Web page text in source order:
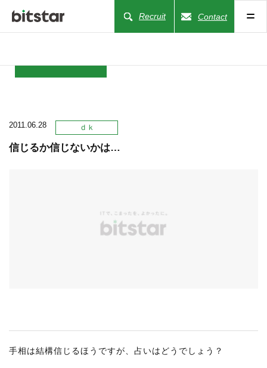
Recruit Contact
COMPANY
CONTACT US
サイトマップ
2011.06.28 ｄｋ
信じるか信じないかは…
手相は結構信じるほうですが、占いはどうでしょう？